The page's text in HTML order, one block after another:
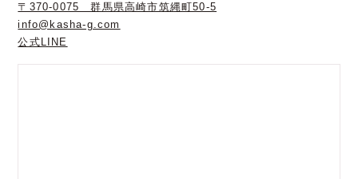
〒370-0075 群馬県高崎市筑縄町50-5
info@kasha-g.com
公式LINE